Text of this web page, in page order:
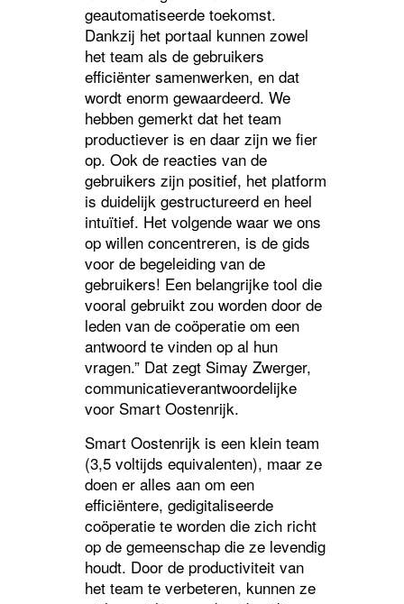
geautomatiseerde toekomst.
Dankzij het portaal kunnen zowel
het team als de gebruikers
efficiënter samenwerken, en dat
wordt enorm gewaardeerd. We
hebben gemerkt dat het team
productiever is en daar zijn we fier
op. Ook de reacties van de
gebruikers zijn positief, het platform
is duidelijk gestructureerd en heel
intuïtief. Het volgende waar we ons
op willen concentreren, is de gids
voor de begeleiding van de
gebruikers! Een belangrijke tool die
vooral gebruikt zou worden door de
leden van de coöperatie om een
antwoord te vinden op al hun
vragen.” Dat zegt Simay Zwerger,
communicatieverantwoordelijke
voor Smart Oostenrijk.
Smart Oostenrijk is een klein team
(3,5 voltijds equivalenten), maar ze
doen er alles aan om een
efficiëntere, gedigitaliseerde
coöperatie te worden die zich richt
op de gemeenschap die ze levendig
houdt. Door de productiviteit van
het team te verbeteren, kunnen ze